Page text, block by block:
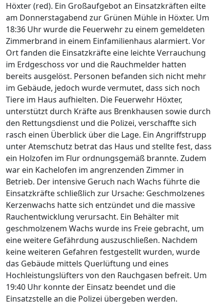
Höxter (red). Ein Großaufgebot an Einsatzkräften eilte
am Donnerstagabend zur Grünen Mühle in Höxter. Um
18:36 Uhr wurde die Feuerwehr zu einem gemeldeten
Zimmerbrand in einem Einfamilienhaus alarmiert. Vor
Ort fanden die Einsatzkräfte eine leichte Verrauchung
im Erdgeschoss vor und die Rauchmelder hatten
bereits ausgelöst. Personen befanden sich nicht mehr
im Gebäude, jedoch wurde vermutet, dass sich noch
Tiere im Haus aufhielten. Die Feuerwehr Höxter,
unterstützt durch Kräfte aus Brenkhausen sowie durch
den Rettungsdienst und die Polizei, verschaffte sich
rasch einen Überblick über die Lage. Ein Angriffstrupp
unter Atemschutz betrat das Haus und stellte fest, dass
ein Holzofen im Flur ordnungsgemäß brannte. Zudem
war ein Kachelofen im angrenzenden Zimmer in
Betrieb. Der intensive Geruch nach Wachs führte die
Einsatzkräfte schließlich zur Ursache: Geschmolzenes
Kerzenwachs hatte sich entzündet und die massive
Rauchentwicklung verursacht. Ein Behälter mit
geschmolzenem Wachs wurde ins Freie gebracht, um
eine weitere Gefährdung auszuschließen. Nachdem
keine weiteren Gefahren festgestellt wurden, wurde
das Gebäude mittels Querlüftung und eines
Hochleistungslüfters von den Rauchgasen befreit. Um
19:40 Uhr konnte der Einsatz beendet und die
Einsatzstelle an die Polizei übergeben werden.